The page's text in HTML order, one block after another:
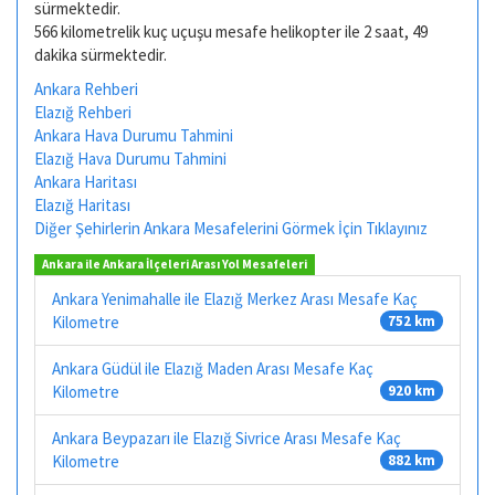
sürmektedir.
566 kilometrelik kuç uçuşu mesafe helikopter ile 2 saat, 49
dakika sürmektedir.
Ankara Rehberi
Elazığ Rehberi
Ankara Hava Durumu Tahmini
Elazığ Hava Durumu Tahmini
Ankara Haritası
Elazığ Haritası
Diğer Şehirlerin Ankara Mesafelerini Görmek İçin Tıklayınız
Ankara ile Ankara İlçeleri Arası Yol Mesafeleri
Ankara Yenimahalle ile Elazığ Merkez Arası Mesafe Kaç
Kilometre
752 km
Ankara Güdül ile Elazığ Maden Arası Mesafe Kaç
Kilometre
920 km
Ankara Beypazarı ile Elazığ Sivrice Arası Mesafe Kaç
Kilometre
882 km